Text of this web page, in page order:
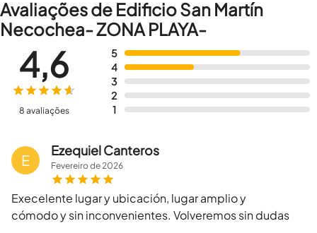
Avaliações de Edificio San Martín
Necochea- ZONA PLAYA-
5
4
3
2
1
4,6
8 avaliações
E
Ezequiel Canteros
Fevereirode2026
Execelente lugar y ubicación, lugar amplio y
cómodo y sin inconvenientes. Volveremos sin dudas